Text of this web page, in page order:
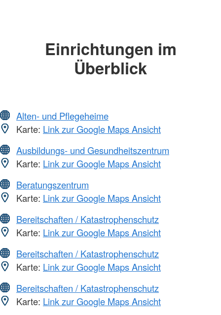
Einrichtungen im
Überblick
Alten- und Pflegeheime
Karte: Link zur Google Maps Ansicht
Ausbildungs- und Gesundheitszentrum
Karte: Link zur Google Maps Ansicht
Beratungszentrum
Karte: Link zur Google Maps Ansicht
Bereitschaften / Katastrophenschutz
Karte: Link zur Google Maps Ansicht
Bereitschaften / Katastrophenschutz
Karte: Link zur Google Maps Ansicht
Bereitschaften / Katastrophenschutz
Karte: Link zur Google Maps Ansicht